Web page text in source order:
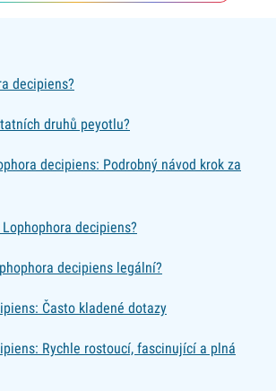
decipiens?
druhů peyotlu?
decipiens: Podrobný návod krok za
decipiens?
decipiens legální?
Často kladené dotazy
Rychle rostoucí, fascinující a plná